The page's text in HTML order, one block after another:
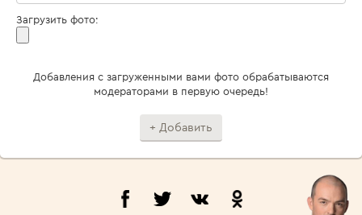
Загрузить фото:
Добавления с загруженными вами фото обрабатываются
модераторами в первую очередь!